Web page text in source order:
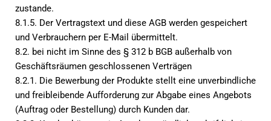
zustande.
8.1.5. Der Vertragstext und diese AGB werden gespeichert
und Verbrauchern per E-Mail übermittelt.
8.2. bei nicht im Sinne des § 312 b BGB außerhalb von
Geschäftsräumen geschlossenen Verträgen
8.2.1. Die Bewerbung der Produkte stellt eine unverbindliche
und freibleibende Aufforderung zur Abgabe eines Angebots
(Auftrag oder Bestellung) durch Kunden dar.